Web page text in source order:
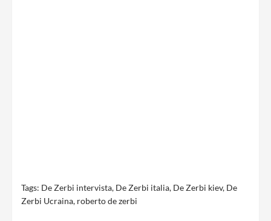
Tags: De Zerbi intervista, De Zerbi italia, De Zerbi kiev, De
Zerbi Ucraina, roberto de zerbi